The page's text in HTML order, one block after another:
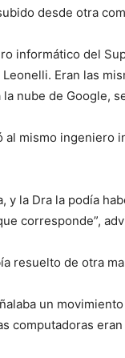
desde otra
informático del
Eran las
nube de Google,
al mismo
y la Dra la podía
corresponde”,
resuelto de otra
un
computadoras